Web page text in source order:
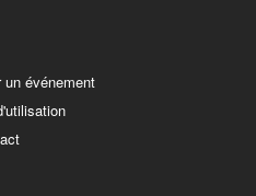
un événement